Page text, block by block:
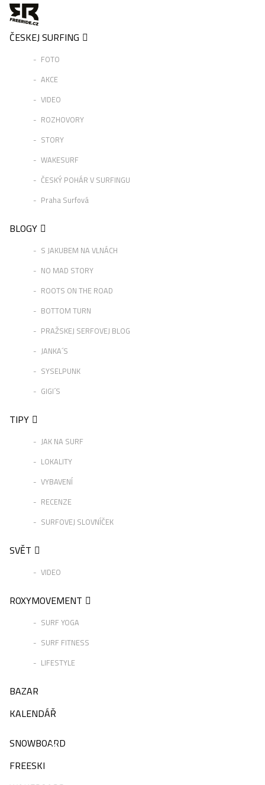
ČESKEJ SURFING
FOTO
AKCE
VIDEO
ROZHOVORY
STORY
WAKESURF
ČESKÝ POHÁR V SURFINGU
Praha Surfová
BLOGY
S JAKUBEM NA VLNÁCH
NO MAD STORY
ROOTS ON THE ROAD
BOTTOM TURN
PRAŽSKEJ SERFOVEJ BLOG
JANKA´S
SYSELPUNK
GIGI´S
TIPY
JAK NA SURF
LOKALITY
VYBAVENÍ
RECENZE
SURFOVEJ SLOVNÍČEK
SVĚT
VIDEO
ROXYMOVEMENT
SURF YOGA
SURF FITNESS
LIFESTYLE
BAZAR
KALENDÁŘ
SNOWBOARD
FREESKI